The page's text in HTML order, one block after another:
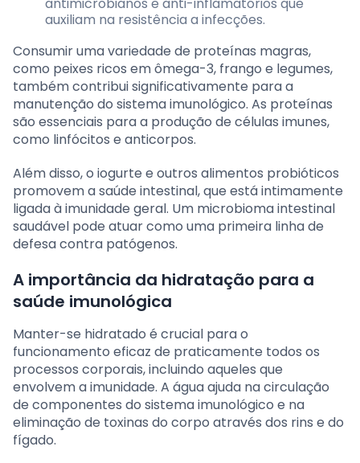
auxiliam na resistência a infecções.
Consumir uma variedade de proteínas magras,
como peixes ricos em ômega-3, frango e legumes,
também contribui significativamente para a
manutenção do sistema imunológico. As proteínas
são essenciais para a produção de células imunes,
como linfócitos e anticorpos.
Além disso, o iogurte e outros alimentos probióticos
promovem a saúde intestinal, que está intimamente
ligada à imunidade geral. Um microbioma intestinal
saudável pode atuar como uma primeira linha de
defesa contra patógenos.
A importância da hidratação para a
saúde imunológica
Manter-se hidratado é crucial para o
funcionamento eficaz de praticamente todos os
processos corporais, incluindo aqueles que
envolvem a imunidade. A água ajuda na circulação
de componentes do sistema imunológico e na
eliminação de toxinas do corpo através dos rins e do
fígado.